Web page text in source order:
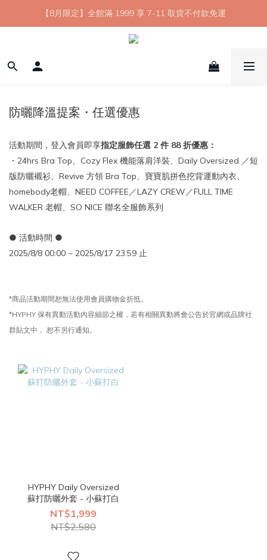
【8月限定】全館滿 1999 享 7-11 取貨不付款免運
【8月限定】全館滿 1999 享 7-11 取貨不付款免運
七夕情人節💘任選 A+B 限時優惠 $1314 元
新會員首購 7-11 店到店免運 點我成為HYPHY Girl
防曬降溫提案・任選優惠
活動期間，登入會員即享指定服飾任選 2 件 88 折優惠：
・24hrs Bra Top、Cozy Flex 機能落肩洋裝、Daily Oversized ／短
版防曬襯衫、Revive 方領 Bra Top、寶寶肌拼色挖背運動內衣、
homebody老帽、NEED COFFEE／LAZY CREW／FULL TIME
WALKER 老帽、SO NICE 聯名全服飾系列
● 活動時間 ●
2025/8/8 00:00 ~ 2025/8/17 23:59 止
*商品活動期間恕無法使用會員購物金折抵。
*HYPHY 保有異動活動內容細節之權，若有相關異動將會公告於官網或品牌社
群貼文中， 恕不另行通知。
HYPHY Daily Oversized
蘇打防曬外套 - 小蘇打白
NT$1,999
NT$2,580